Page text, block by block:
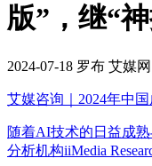
版”，继“
2024-07-18 罗布 艾媒网
艾媒咨询｜2024年中
随着AI技术的日益成
分析机构iiMedia